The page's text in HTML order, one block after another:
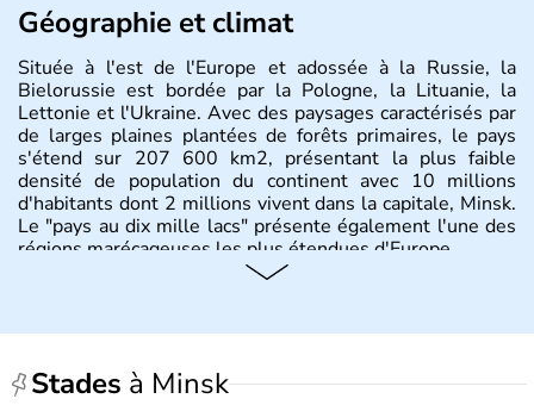
Géographie et climat
Située à l'est de l'Europe et adossée à la Russie, la
Bielorussie est bordée par la Pologne, la Lituanie, la
Lettonie et l'Ukraine. Avec des paysages caractérisés par
de larges plaines plantées de forêts primaires, le pays
s'étend sur 207 600 km2, présentant la plus faible
densité de population du continent avec 10 millions
d'habitants dont 2 millions vivent dans la capitale, Minsk.
Le "pays au dix mille lacs" présente également l'une des
régions marécageuses les plus étendues d'Europe.
L'histoire de la Biélorussie correspond à la naissance des
développement de principautés locales comme Pinsk ou
Stades à Minsk